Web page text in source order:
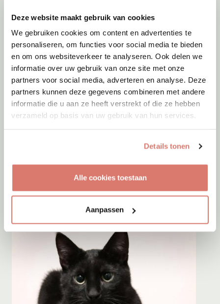
Deze website maakt gebruik van cookies
We gebruiken cookies om content en advertenties te
personaliseren, om functies voor social media te bieden
en om ons websiteverkeer te analyseren. Ook delen we
informatie over uw gebruik van onze site met onze
partners voor social media, adverteren en analyse. Deze
partners kunnen deze gegevens combineren met andere
informatie die u aan ze heeft verstrekt of die ze hebben
verzameld op basis van uw gebruik van hun services.
Details tonen
Alle cookies toestaan
Aanpassen
Amsterdam